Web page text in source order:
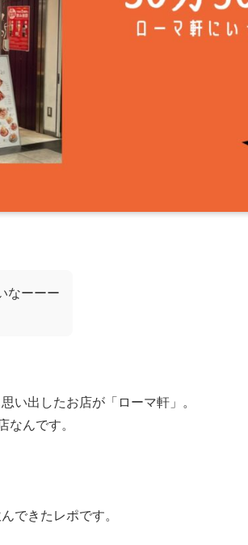
なーーー
い出したお店が「ローマ軒」。
なんです。
できたレポです。